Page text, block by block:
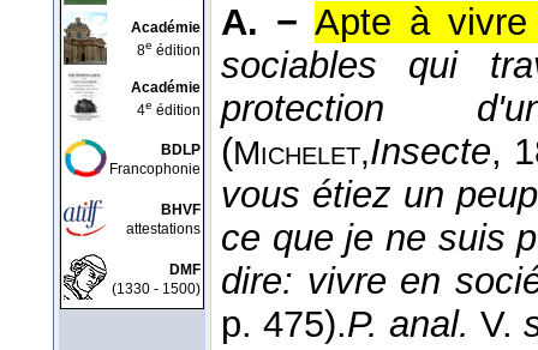
Académie
8e édition
Académie
4e édition
BDLP
Francophonie
BHVF
attestations
DMF
(1330 - 1500)
A. − Apte à
sociables qui
protection
(Michelet,Insecte,
vous étiez un
ce que je ne suis
dire: vivre en
p. 475).P. anal. V.